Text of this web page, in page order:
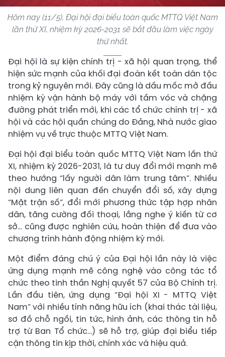
Hôm nay (11/5), Đại hội đại biểu toàn quốc MTTQ Việt Nam
lần thứ XI, nhiệm kỳ 2026-2031 sẽ bắt đầu làm việc ngày
thứ nhất.
Đại hội là sự kiện chính trị - xã hội quan trọng, thể
hiện sức mạnh của khối đại đoàn kết toàn dân tộc
trong kỷ nguyên mới. Đây cũng là dấu mốc mở đầu
nhiệm kỳ vận hành bộ máy với tầm vóc và chặng
đường phát triển mới, khi các tổ chức chính trị - xã
hội và các hội quần chúng do Đảng, Nhà nước giao
nhiệm vụ về trực thuộc MTTQ Việt Nam.
Đại hội đại biểu toàn quốc MTTQ Việt Nam lần thứ
XI, nhiệm kỳ 2026-2031, là tư duy đổi mới mạnh mẽ
theo hướng “lấy người dân làm trung tâm”. Nhiều
nội dung liên quan đến chuyển đổi số, xây dựng
“Mặt trận số”, đổi mới phương thức tập hợp nhân
dân, tăng cường đối thoại, lắng nghe ý kiến từ cơ
sở... cũng được nghiên cứu, hoàn thiện để đưa vào
chương trình hành động nhiệm kỳ mới.
Một điểm đáng chú ý của Đại hội lần này là việc
ứng dụng mạnh mẽ công nghệ vào công tác tổ
chức theo tinh thần Nghị quyết 57 của Bộ Chính trị.
Lần đầu tiên, ứng dụng “Đại hội XI - MTTQ Việt
Nam” với nhiều tính năng hữu ích (khai thác tài liệu,
sơ đồ chỗ ngồi, tin tức, hình ảnh, các thông tin hỗ
trợ từ Ban Tổ chức…) sẽ hỗ trợ, giúp đại biểu tiếp
cận thông tin kịp thời, chính xác và hiệu quả.